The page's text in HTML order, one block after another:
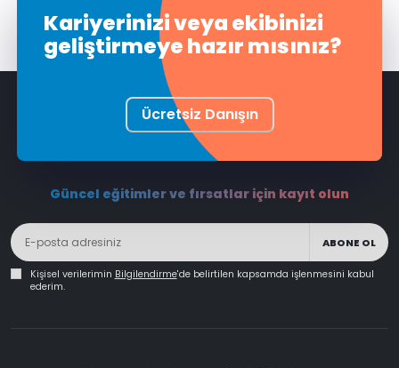
Kariyerinizi veya ekibinizi
geliştirmeye hazır mısınız?
Ücretsiz Danışın
Güncel eğitimler ve fırsatlar için kayıt olun
ABONE OL
Kişisel verilerimin Bilgilendirme'de belirtilen kapsamda işlenmesini kabul
ederim.